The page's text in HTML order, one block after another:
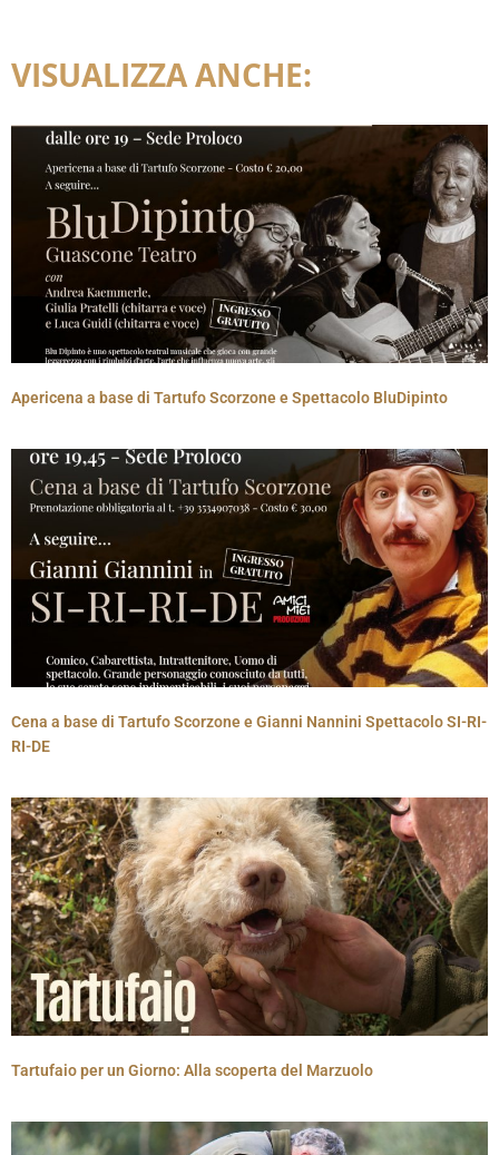
VISUALIZZA ANCHE:
Apericena a base di Tartufo Scorzone e Spettacolo BluDipinto
Cena a base di Tartufo Scorzone e Gianni Nannini Spettacolo SI-RI-
RI-DE
Tartufaio per un Giorno: Alla scoperta del Marzuolo